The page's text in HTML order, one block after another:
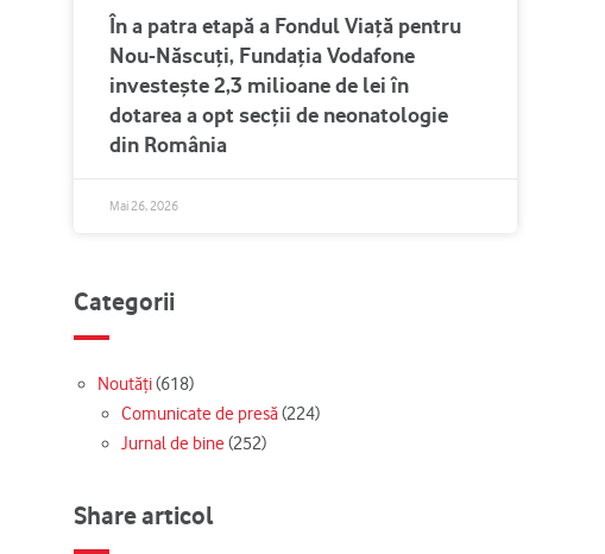
În a patra etapă a Fondul Viață pentru
Nou-Născuți, Fundația Vodafone
investește 2,3 milioane de lei în
dotarea a opt secții de neonatologie
din România
Mai 26, 2026
Categorii
Noutăți(618)
Comunicate de presă(224)
Jurnal de bine (252)
Share articol